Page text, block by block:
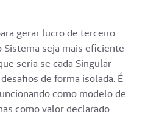
gerar lucro de terceiro.
Sistema seja mais eficiente
seria se cada Singular
de forma isolada. É
como modelo de
como valor declarado.